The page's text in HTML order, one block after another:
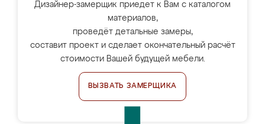
Дизайнер-замерщик приедет к Вам с каталогом
материалов,
проведёт детальные замеры,
составит проект и сделает окончательный расчёт
стоимости Вашей будущей мебели.
ВЫЗВАТЬ ЗАМЕРЩИКА